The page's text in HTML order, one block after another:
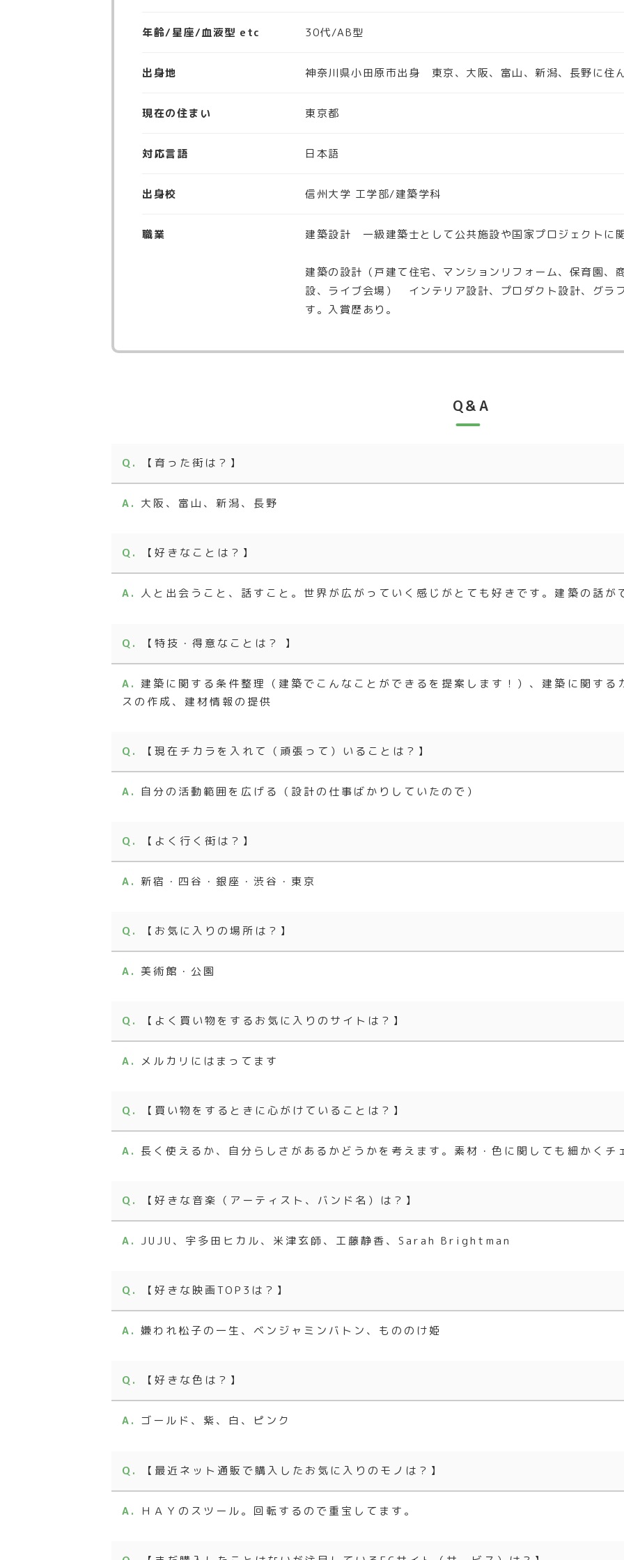
年齢/星座/血液型 etc 30代/AB型
出身地 神奈川県小田原市出身 東京、大阪、富山、新潟、長野に住
現在の住まい 東京都
対応言語 日本語
出身校 信州大学 工学部/建築学科
職業 建築設計 一級建築士として公共施設や国家プロジェクトに
建築の設計（戸建て住宅、マンションリフォーム、保育園、
設、ライブ会場） インテリア設計、プロダクト設計、グラ
す。入賞歴あり。
Q＆A
【育った街は？】
大阪、富山、新潟、長野
【好きなことは？】
人と出会うこと、話すこと。世界が広がっていく感じがとても好きです。建築の話が
【特技・得意なことは？ 】
建築に関する条件整理（建築でこんなことができるを提案します！）、建築に関する
スの作成、建材情報の提供
【現在チカラを入れて（頑張って）いることは？】
自分の活動範囲を広げる（設計の仕事ばかりしていたので）
【よく行く街は？】
新宿・四谷・銀座・渋谷・東京
【お気に入りの場所は？】
美術館・公園
【よく買い物をするお気に入りのサイトは？】
メルカリにはまってます
【買い物をするときに心がけていることは？】
長く使えるか、自分らしさがあるかどうかを考えます。素材・色に関しても細かくチ
【好きな音楽（アーティスト、バンド名）は？】
JUJU、宇多田ヒカル、米津玄師、工藤静香、Sarah Brightman
【好きな映画TOP3は？】
嫌われ松子の一生、ベンジャミンバトン、もののけ姫
【好きな色は？】
ゴールド、紫、白、ピンク
【最近ネット通販で購入したお気に入りのモノは？】
ＨＡＹのスツール。回転するので重宝してます。